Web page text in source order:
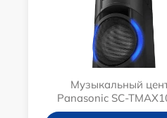
Музыкальный
Panasonic SC-